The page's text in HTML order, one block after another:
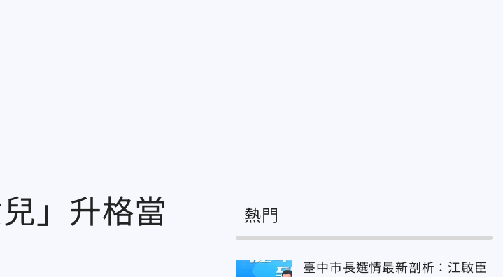
」升格當
熱門
臺中市長選情最新剖析：江啟臣